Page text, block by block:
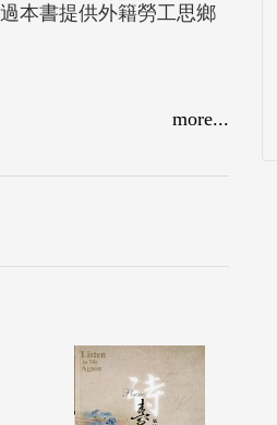
本書提供外籍勞工思鄉
more...